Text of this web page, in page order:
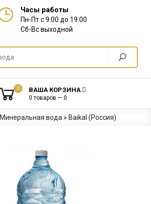
Часы работы
Пн-Пт с 9:00 до 19:00
Сб-Вс выходной
0 ВАША КОРЗИНА
0 товаров — 0
Минеральная вода » Baikal (Россия)